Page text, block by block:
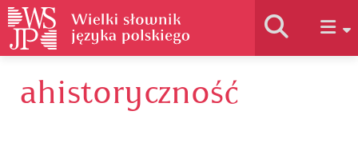
Historia słownika
ahistoryczność